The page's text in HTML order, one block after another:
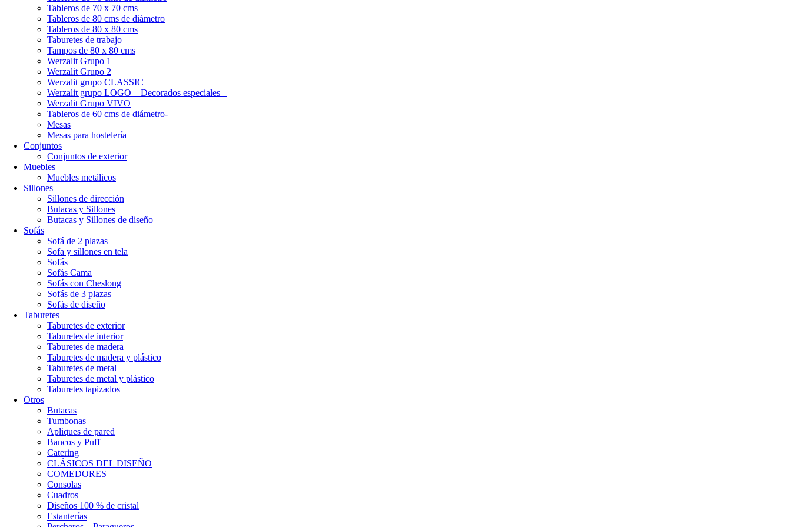
Tableros de 70 x 70 cms
Tableros de 80 cms de diámetro
Tableros de 80 x 80 cms
Taburetes de trabajo
Tampos de 80 x 80 cms
Werzalit Grupo 1
Werzalit Grupo 2
Werzalit grupo CLASSIC
Werzalit grupo LOGO – Decorados especiales –
Werzalit Grupo VIVO
Tableros de 60 cms de diámetro-
Mesas
Mesas para hostelería
Conjuntos
Conjuntos de exterior
Muebles
Muebles metálicos
Sillones
Sillones de dirección
Butacas y Sillones
Butacas y Sillones de diseño
Sofás
Sofá de 2 plazas
Sofa y sillones en tela
Sofás
Sofás Cama
Sofás con Cheslong
Sofás de 3 plazas
Sofás de diseño
Taburetes
Taburetes de exterior
Taburetes de interior
Taburetes de madera
Taburetes de madera y plástico
Taburetes de metal
Taburetes de metal y plástico
Taburetes tapizados
Otros
Butacas
Tumbonas
Apliques de pared
Bancos y Puff
Catering
CLÁSICOS DEL DISEÑO
COMEDORES
Consolas
Cuadros
Diseños 100 % de cristal
Estanterías